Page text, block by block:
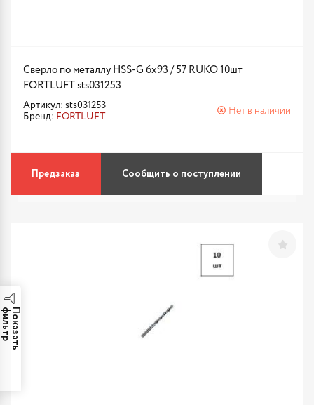
П
о
к
а
з
а
т
ь
ф
и
л
ь
т
Сверло по металлу HSS-G 6х93 / 57 RUKO 10шт
FORTLUFT sts031253
Артикул: sts031253
Бренд: FORTLUFT
Нет в наличии
Предзаказ Сообщить о поступлении